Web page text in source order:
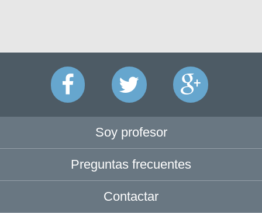
Soy profesor
Preguntas frecuentes
Contactar